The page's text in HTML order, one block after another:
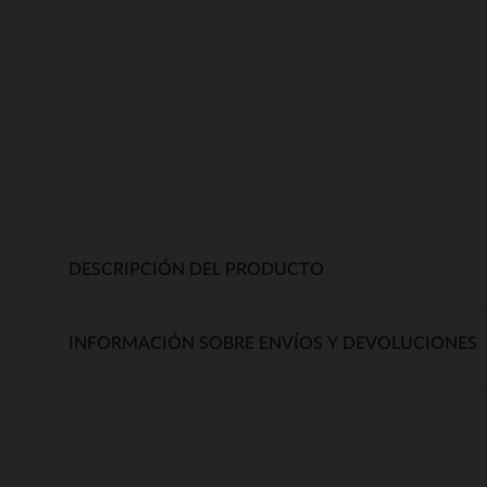
DESCRIPCIÓN DEL PRODUCTO
INFORMACIÓN SOBRE ENVÍOS Y DEVOLUCIONES